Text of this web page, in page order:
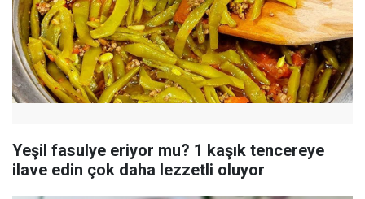
Yeşil fasulye eriyor mu? 1 kaşık tencereye
ilave edin çok daha lezzetli oluyor